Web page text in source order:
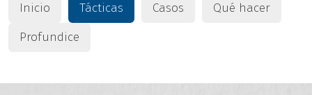
Inicio Tácticas Casos
Qué hacer
Profundice